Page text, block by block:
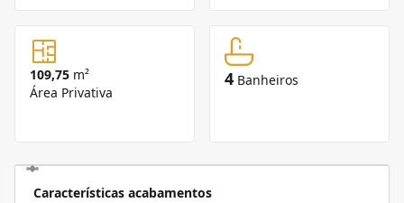
109,75 m²
Área Privativa
4 Banheiros
Características acabamentos